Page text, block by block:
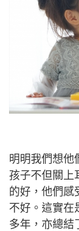
明明我們想他
孩子不但關上
的好，他們感
不好。這實在
多年，亦總結